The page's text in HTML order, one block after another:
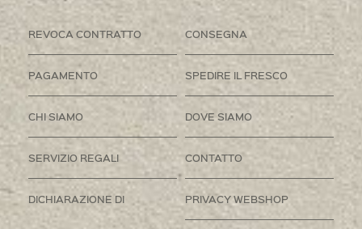
REVOCA CONTRATTO CONSEGNA
PAGAMENTO SPEDIRE IL FRESCO
CHI SIAMO DOVE SIAMO
SERVIZIO REGALI CONTATTO
DICHIARAZIONE DI PRIVACY WEBSHOP